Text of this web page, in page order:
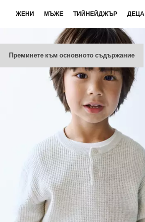
Преминете към основното съдържание
ЖЕНИ МЪЖЕ ТИЙНЕЙДЖЪР ДЕЦА